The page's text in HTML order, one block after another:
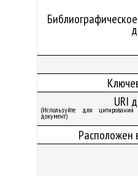
URI
(Используйте для
документ)
Расположен